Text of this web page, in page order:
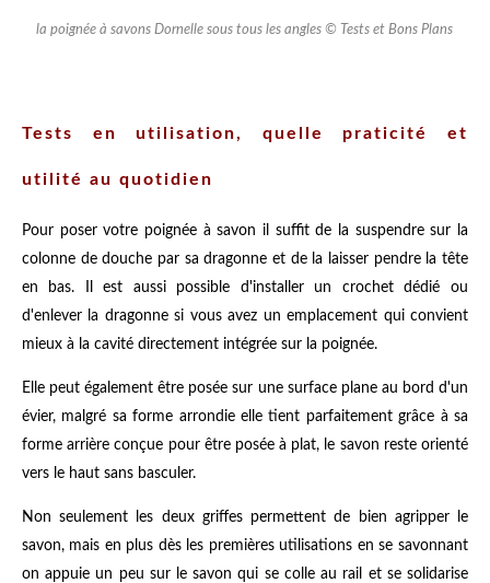
la poignée à savons Dornelle sous tous les angles © Tests et Bons Plans
Tests en utilisation, quelle praticité et
utilité au quotidien
Pour poser votre poignée à savon il suffit de la suspendre sur la
colonne de douche par sa dragonne et de la laisser pendre la tête
en bas. Il est aussi possible d'installer un crochet dédié ou
d'enlever la dragonne si vous avez un emplacement qui convient
mieux à la cavité directement intégrée sur la poignée.
Elle peut également être posée sur une surface plane au bord d'un
évier, malgré sa forme arrondie elle tient parfaitement grâce à sa
forme arrière conçue pour être posée à plat, le savon reste orienté
vers le haut sans basculer.
Non seulement les deux griffes permettent de bien agripper le
savon, mais en plus dès les premières utilisations en se savonnant
on appuie un peu sur le savon qui se colle au rail et se solidarise